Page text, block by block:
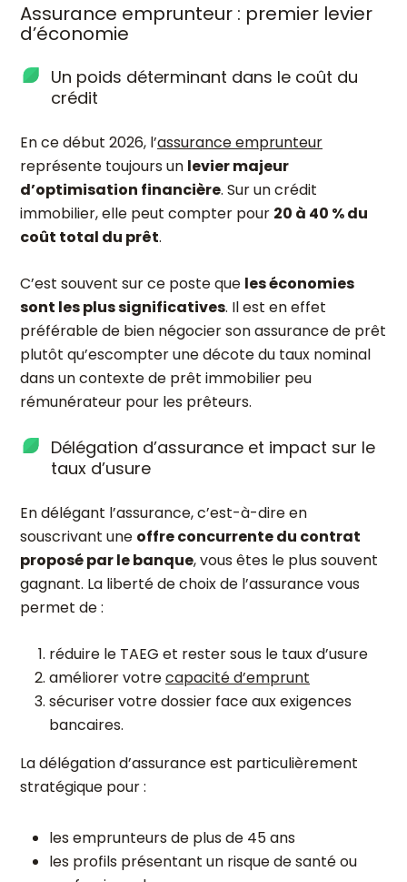
Assurance emprunteur : premier levier
d’économie
Un poids déterminant dans le coût du
crédit
En ce début 2026, l’assurance emprunteur
représente toujours un levier majeur
d’optimisation financière. Sur un crédit
immobilier, elle peut compter pour 20 à 40 % du
coût total du prêt.
C’est souvent sur ce poste que les économies
sont les plus significatives. Il est en effet
préférable de bien négocier son assurance de prêt
plutôt qu’escompter une décote du taux nominal
dans un contexte de prêt immobilier peu
rémunérateur pour les prêteurs.
Délégation d’assurance et impact sur le
taux d’usure
En délégant l’assurance, c’est-à-dire en
souscrivant une offre concurrente du contrat
proposé par le banque, vous êtes le plus souvent
gagnant. La liberté de choix de l’assurance vous
permet de :
réduire le TAEG et rester sous le taux d’usure
améliorer votrecapacité d’emprunt
sécuriser votre dossier face aux exigences
bancaires.
La délégation d’assurance est particulièrement
stratégique pour :
les emprunteurs de plus de 45 ans
les profils présentant un risque de santé ou